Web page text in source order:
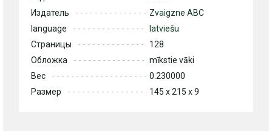
Издатель
Zvaigzne ABC
language
latviešu
Страницы
128
Обложка
mīkstie vāki
Вес
0.230000
Размер
145 x 215 x 9